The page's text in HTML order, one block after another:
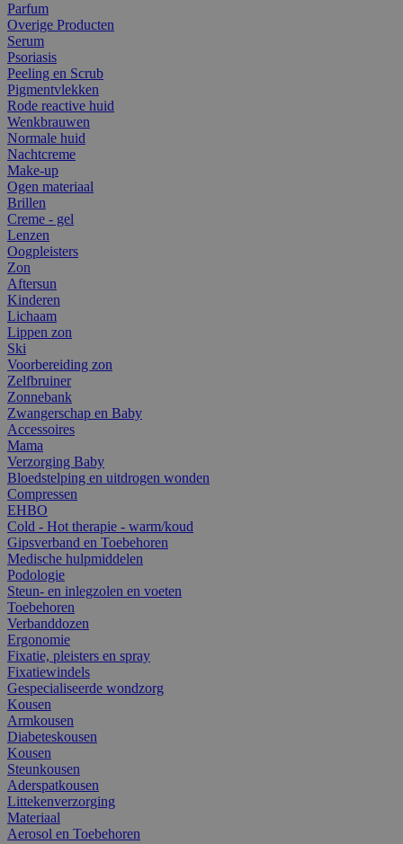
Parfum
Overige Producten
Serum
Psoriasis
Peeling en Scrub
Pigmentvlekken
Rode reactive huid
Wenkbrauwen
Normale huid
Nachtcreme
Make-up
Ogen materiaal
Brillen
Creme - gel
Lenzen
Oogpleisters
Zon
Aftersun
Kinderen
Lichaam
Lippen zon
Ski
Voorbereiding zon
Zelfbruiner
Zonnebank
Zwangerschap en Baby
Accessoires
Mama
Verzorging Baby
Bloedstelping en uitdrogen wonden
Compressen
EHBO
Cold - Hot therapie - warm/koud
Gipsverband en Toebehoren
Medische hulpmiddelen
Podologie
Steun- en inlegzolen en voeten
Toebehoren
Verbanddozen
Ergonomie
Fixatie, pleisters en spray
Fixatiewindels
Gespecialiseerde wondzorg
Kousen
Armkousen
Diabeteskousen
Kousen
Steunkousen
Aderspatkousen
Littekenverzorging
Materiaal
Aerosol en Toebehoren